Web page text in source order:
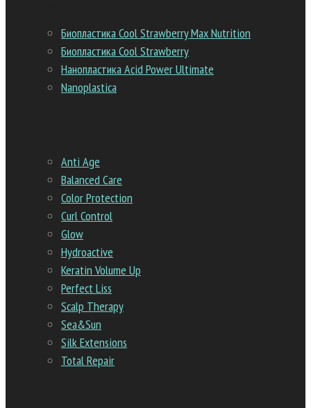
Биопластика Cool Strawberry Max Nutrition
Биопластика Cool Strawberry
Нанопластика Acid Power Ultimate
Nanoplastica
Anti Age
Balanced Сare
Color Protection
Curl Control
Glow
Hydroactive
Keratin Volume Up
Perfect Liss
Scalp Therapy
Sea&Sun
Silk Extensions
Total Repair